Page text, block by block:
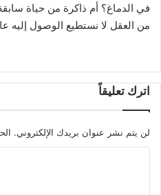
في الدماغ؟ أم ذاكرة من حياة
من العقل لا نستطيع الوصول إليه
اترك تعليقاً
لن يتم نشر عنوان بريدك الإلكتروني.